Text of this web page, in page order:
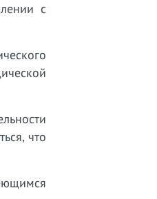
с
что